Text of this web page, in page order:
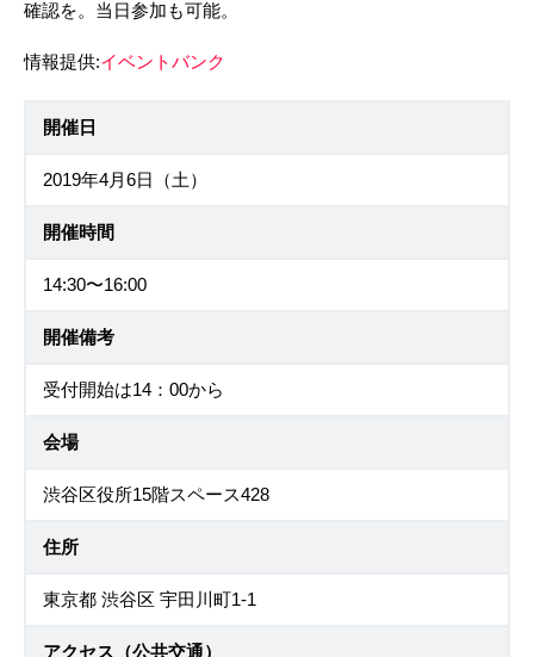
確認を。当日参加も可能。
情報提供:イベントバンク
開催日
2019年4月6日（土）
開催時間
14:30〜16:00
開催備考
受付開始は14：00から
会場
渋谷区役所15階スペース428
住所
東京都 渋谷区 宇田川町1-1
アクセス（公共交通）